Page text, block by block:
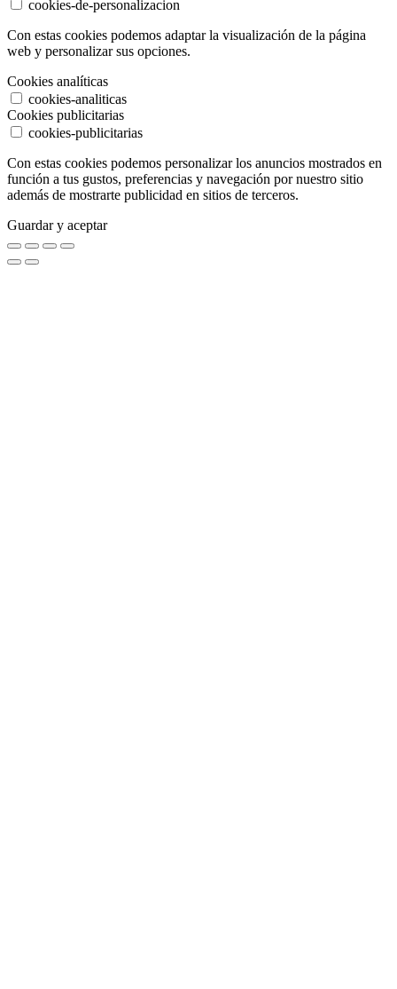
cookies-de-personalizacion
Con estas cookies podemos adaptar la visualización de la página
web y personalizar sus opciones.
Cookies analíticas
cookies-analiticas
Cookies publicitarias
cookies-publicitarias
Con estas cookies podemos personalizar los anuncios mostrados en
función a tus gustos, preferencias y navegación por nuestro sitio
además de mostrarte publicidad en sitios de terceros.
Guardar y aceptar